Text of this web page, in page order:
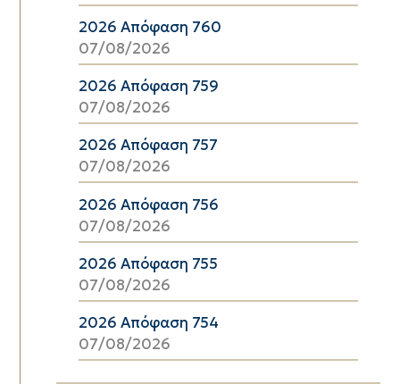
2026 Απόφαση 760
07/08/2026
2026 Απόφαση 759
07/08/2026
2026 Απόφαση 757
07/08/2026
2026 Απόφαση 756
07/08/2026
2026 Απόφαση 755
07/08/2026
2026 Απόφαση 754
07/08/2026